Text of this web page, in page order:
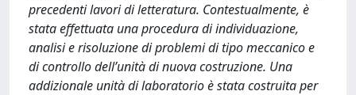
precedenti lavori di letteratura. Contestualmente, è
stata effettuata una procedura di individuazione,
analisi e risoluzione di problemi di tipo meccanico e
di controllo dell’unità di nuova costruzione. Una
addizionale unità di laboratorio è stata costruita per